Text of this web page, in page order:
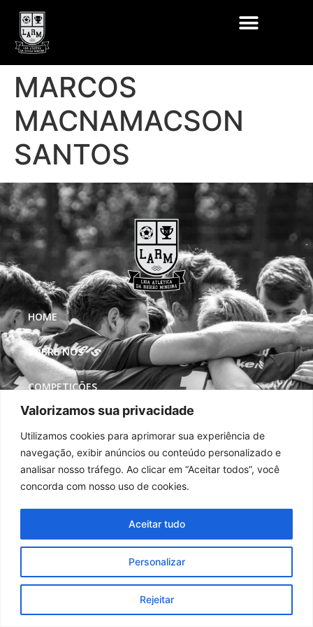
Valorizamos sua privacidade
Utilizamos cookies para aprimorar sua experiência de
navegação, exibir anúncios ou conteúdo personalizado e
analisar nosso tráfego. Ao clicar em “Aceitar todos”, você
concorda com nosso uso de cookies.
Personalizar
Rejeitar
Aceitar tudo
MARCOS
MACNAMACSON
SANTOS
HOME
SOBRE NÓS
COMPETIÇÕES
REDES SOCIAIS